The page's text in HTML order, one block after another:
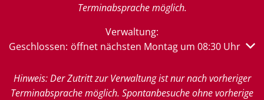
Terminabsprache möglich.
Verwaltung:
Klicken, um weitere Öffnungs- oder Schließzeiten
Geschlossen: öffnet nächsten Montag um 08:30 Uhr
Hinweis: Der Zutritt zur Verwaltung ist nur nach vorheriger
Terminabsprache möglich. Spontanbesuche ohne vorherige